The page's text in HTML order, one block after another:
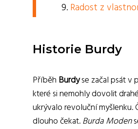
Radost z
Historie Burdy
Příběh Burdyse začal psát v
které si nemohly dovolit
ukrývalo revoluční myšlenku.
dlouho čekat.Burda Moden